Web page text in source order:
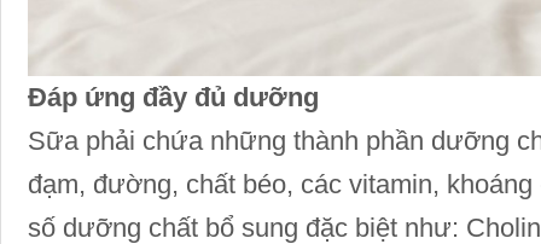
Đáp ứng đầy đủ dưỡng
Sữa phải chứa những thành phần dưỡng
đạm, đường, chất béo, các vitamin,
số dưỡng chất bổ sung đặc biệt như: